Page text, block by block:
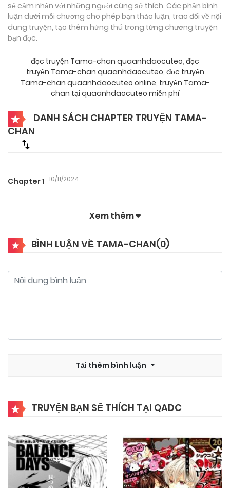
sẻ cảm nhận với những người cùng sở thích. Các phần bình
luận dưới mỗi chương cho phép bạn thảo luận, trao đổi về nội
dung truyện, tạo thêm hứng thú trong từng chương truyện
bạn đọc.
đọc truyện Tama-chan quaanhdaocuteo, đọc
truyện Tama-chan quaanhdaocuteo, đọc truyện
Tama-chan quaanhdaocuteo online, truyện Tama-
chan tại quaanhdaocuteo miễn phí
DANH SÁCH CHAPTER TRUYỆN TAMA-
CHAN
Chapter 1 10/11/2024
Xem thêm
BÌNH LUẬN VỀ TAMA-CHAN(0)
Tải thêm bình luận
TRUYỆN BẠN SẼ THÍCH TẠI QADC